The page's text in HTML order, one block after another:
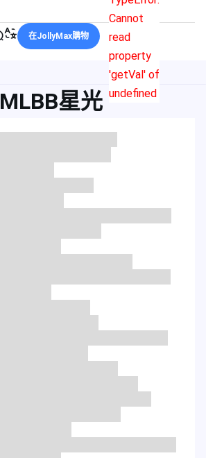
Cannot
read
property
'getVal' of
undefined
在JollyMax購物
MLBB星光